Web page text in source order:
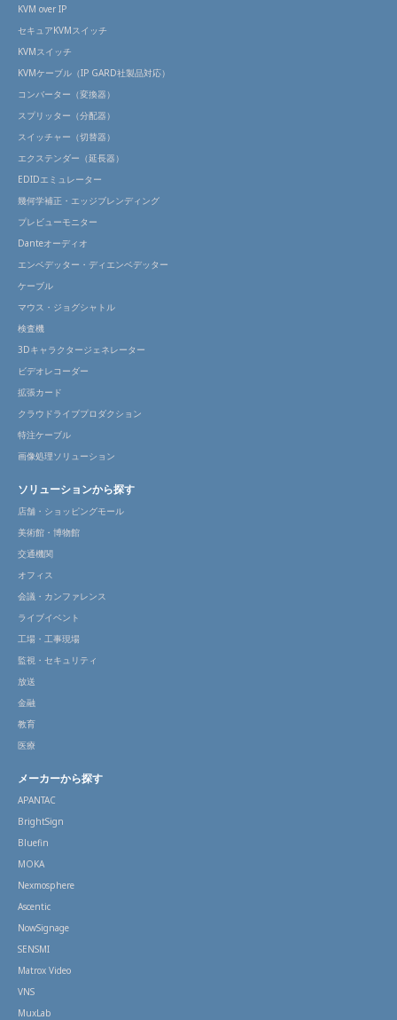
KVM over IP
セキュアKVMスイッチ
KVMスイッチ
KVMケーブル（IP GARD社製品対応）
コンバーター（変換器）
スプリッター（分配器）
スイッチャー（切替器）
エクステンダー（延長器）
EDIDエミュレーター
幾何学補正・エッジブレンディング
プレビューモニター
Danteオーディオ
エンベデッター・ディエンベデッター
ケーブル
マウス・ジョグシャトル
検査機
3Dキャラクタージェネレーター
ビデオレコーダー
拡張カード
クラウドライブプロダクション
特注ケーブル
画像処理ソリューション
ソリューションから探す
店舗・ショッピングモール
美術館・博物館
交通機関
オフィス
会議・カンファレンス
ライブイベント
工場・工事現場
監視・セキュリティ
放送
金融
教育
医療
メーカーから探す
APANTAC
BrightSign
Bluefin
MOKA
Nexmosphere
Ascentic
NowSignage
SENSMI
Matrox Video
VNS
MuxLab